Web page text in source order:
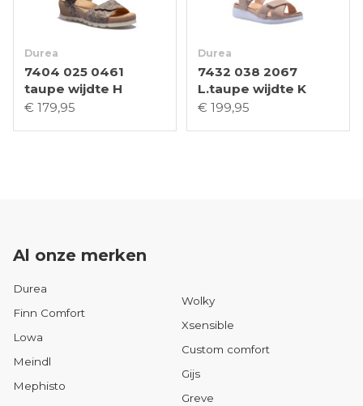
Durea
7404 025 0461
taupe wijdte H
€ 179,95
Durea
7432 038 2067
L.taupe wijdte K
€ 199,95
Al onze merken
Durea
Finn Comfort
Lowa
Meindl
Mephisto
Wolky
Xsensible
Custom comfort
Gijs
Greve